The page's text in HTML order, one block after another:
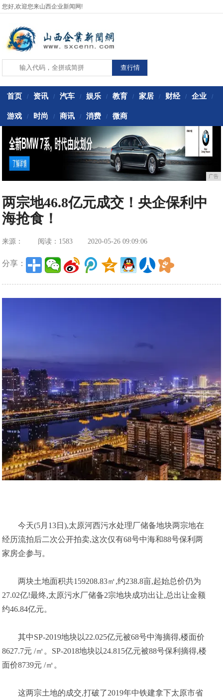
您好,欢迎您来山西企业新闻网!
首页 / 资讯 / 汽车 / 娱乐 / 教育 / 家居 / 财经 / 企业 /
游戏 / 时尚 / 商讯 / 消费 / 微商
广告
两宗地46.8亿元成交！央企保利中
海抢食！
来源： 阅读：1583 2020-05-26 09:09:06
分享：
今天(5月13日),太原河西污水处理厂储备地块两宗地在
经历流拍后二次公开拍卖,这次仅有68号中海和88号保利两
家房企参与。
两块土地面积共159208.83㎡,约238.8亩,起始总价仍为
27.02亿!最终,太原污水厂储备2宗地块成功出让,总出让金额
约46.84亿元。
其中SP-2019地块以22.025亿元被68号中海摘得,楼面价
8627.7元 /㎡。SP-2018地块以24.815亿元被88号保利摘得,楼
面价8739元 /㎡。
这两宗土地的成交,打破了2019年中铁建拿下太原市省